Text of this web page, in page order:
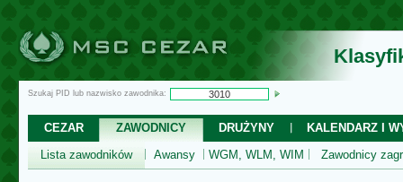
Szukaj PID lub nazwisko zawodnika:
CEZAR ZAWODNICY DRUŻYNY
KALENDARZ I
Lista zawodników
Awansy WGM, WLM, WIM Zawodnicy